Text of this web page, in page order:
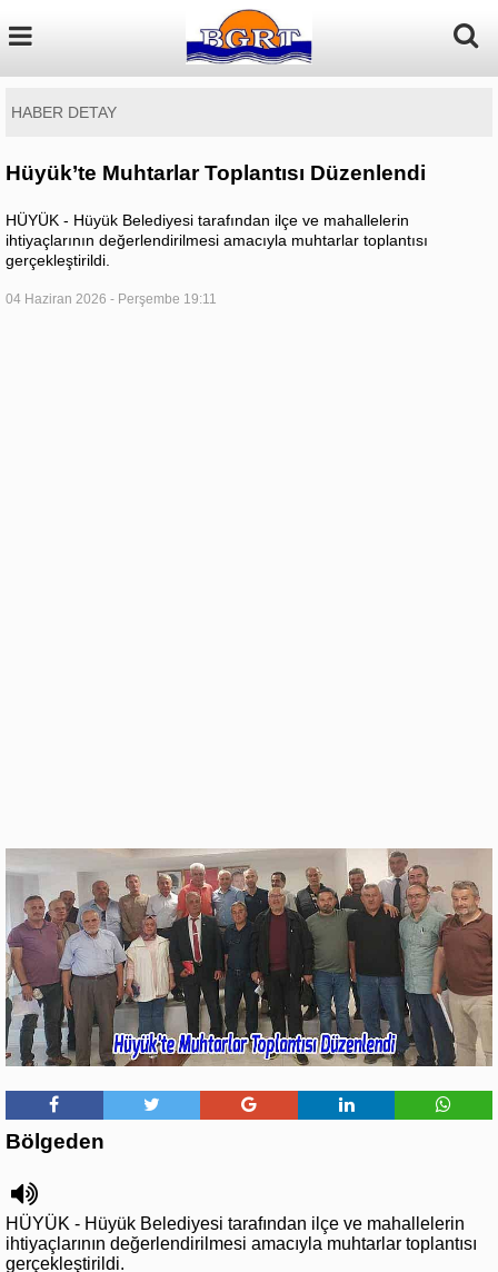
HABER DETAY
Hüyük’te Muhtarlar Toplantısı Düzenlendi
HÜYÜK - Hüyük Belediyesi tarafından ilçe ve mahallelerin
ihtiyaçlarının değerlendirilmesi amacıyla muhtarlar toplantısı
gerçekleştirildi.
04 Haziran 2026 - Perşembe 19:11
Bölgeden
HÜYÜK - Hüyük Belediyesi tarafından ilçe ve mahallelerin
ihtiyaçlarının değerlendirilmesi amacıyla muhtarlar toplantısı
gerçekleştirildi.